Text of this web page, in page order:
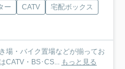
ー CATV
宅配ボックス
場・バイク置場などが揃ってお
CATV・BS･CS... もっと見る